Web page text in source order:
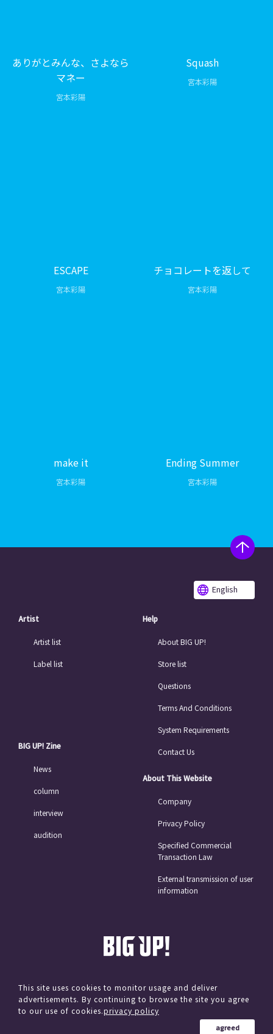
ありがとみんな、さよなら
マネー
宮本彩陽
Squash
宮本彩陽
ESCAPE
宮本彩陽
チョコレートを返して
宮本彩陽
make it
宮本彩陽
Ending Summer
宮本彩陽
English
Artist
Artist list
Label list
BIG UP! Zine
News
column
interview
audition
Help
About BIG UP!
Store list
Questions
Terms And Conditions
System Requirements
Contact Us
About This Website
Company
Privacy Policy
Specified Commercial
Transaction Law
External transmission of user
information
© avex
This site uses cookies to monitor usage and deliver
advertisements. By continuing to browse the site you agree
to our use of cookies.privacy policy
agreed